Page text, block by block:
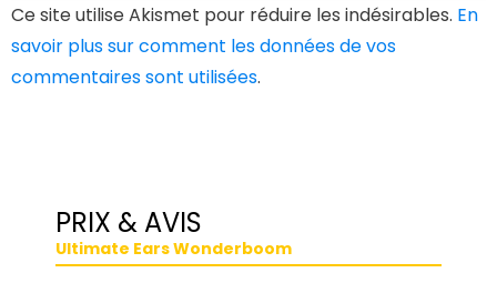
Ce site utilise Akismet pour réduire les indésirables. En
savoir plus sur comment les données de vos
commentaires sont utilisées.
PRIX & AVIS
Ultimate Ears Wonderboom